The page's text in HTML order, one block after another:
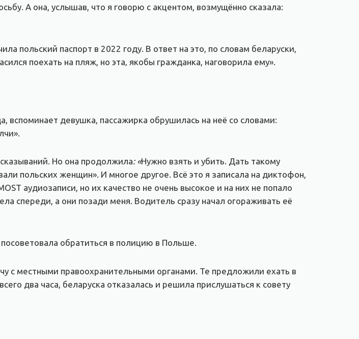
А она, услышав, что я говорю с акцентом, возмущённо сказала:
польский паспорт в 2022 году. В ответ на это, по словам беларуски,
поехать на пляж, но эта‚ якобы гражданка, наговорила ему».
вспоминает девушка, пассажирка обрушилась на неё со словами:
Но она продолжила: «Нужно взять и убить. Дать такому
польских женщин». И многое другое. Всё это я записала на диктофон,
аудиозаписи, но их качество не очень высокое и на них не попало
спереди, а они позади меня. Водитель сразу начал огораживать её
обратиться в полицию в Польше.
с местными правоохранительными органами. Те предложили ехать в
два часа, беларуска отказалась и решила прислушаться к совету